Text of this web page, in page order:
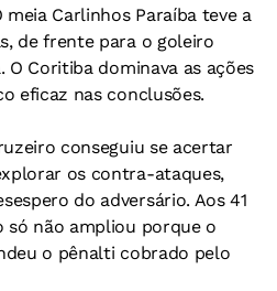
Carlinhos Paraíba teve a
de frente para o goleiro
Coritiba dominava as ações
eficaz nas conclusões.
conseguiu se acertar
os contra-ataques,
do adversário. Aos 41
não ampliou porque o
o pênalti cobrado pelo